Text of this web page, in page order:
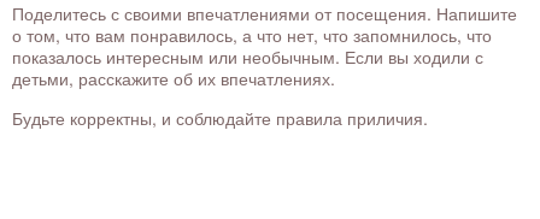
Поделитесь с своими впечатлениями от посещения. Напишите
о том, что вам понравилось, а что нет, что запомнилось, что
показалось интересным или необычным. Если вы ходили с
детьми, расскажите об их впечатлениях.
Будьте корректны, и соблюдайте правила приличия.